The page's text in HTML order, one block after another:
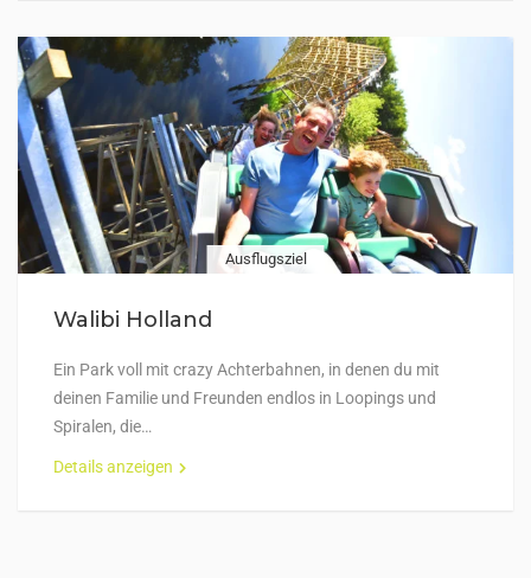
Ausflugsziel
Walibi Holland
Ein Park voll mit crazy Achterbahnen, in denen du mit
deinen Familie und Freunden endlos in Loopings und
Spiralen, die…
Details anzeigen